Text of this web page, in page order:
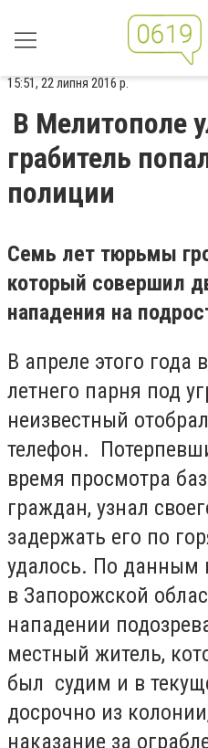
15:51, 22 липня 2016 р.
В Мелитополе
грабитель
полиции
Семь лет тюрьмы
который совершил
нападения на
В апреле этого года
летнего парня под
неизвестный
телефон.
время просмотра
граждан, узнал
задержать его по
удалось. По данным
в Запорожской
нападении
местный житель,
был судим и в
досрочно из
наказание за